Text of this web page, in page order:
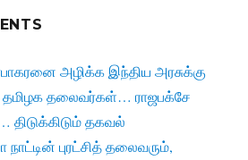
அழிக்க இந்திய அரசுக்கு
தலைவர்கள்… ராஜபக்சே
தகவல்
நாட்டின் புரட்சித் தலைவரும்,